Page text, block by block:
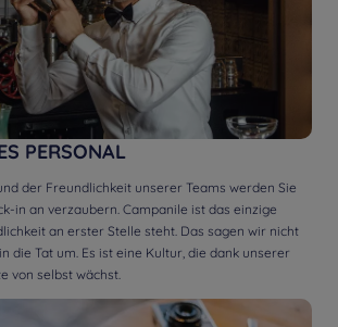
PERSONAL
der Freundlichkeit unserer Teams werden Sie
in an verzaubern. Campanile ist das einzige
an erster Stelle steht. Das sagen wir nicht
die Tat um. Es ist eine Kultur, die dank unserer
von selbst wächst.